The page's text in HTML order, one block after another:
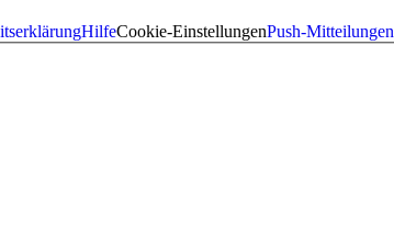
HilfeCookie-EinstellungenPush-Mitteilungen